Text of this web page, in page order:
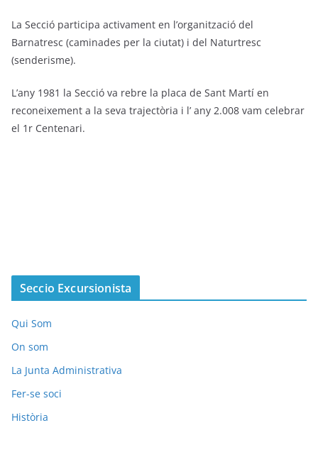
La Secció participa activament en l’organització del
Barnatresc (caminades per la ciutat) i del Naturtresc
(senderisme).
L’any 1981 la Secció va rebre la placa de Sant Martí en
reconeixement a la seva trajectòria i l’ any 2.008 vam celebrar
el 1r Centenari.
Seccio Excursionista
Qui Som
On som
La Junta Administrativa
Fer-se soci
Història